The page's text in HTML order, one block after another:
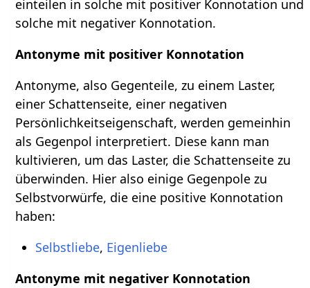
einteilen in solche mit positiver Konnotation und
solche mit negativer Konnotation.
Antonyme mit positiver Konnotation
Antonyme, also Gegenteile, zu einem Laster,
einer Schattenseite, einer negativen
Persönlichkeitseigenschaft, werden gemeinhin
als Gegenpol interpretiert. Diese kann man
kultivieren, um das Laster, die Schattenseite zu
überwinden. Hier also einige Gegenpole zu
Selbstvorwürfe, die eine positive Konnotation
haben:
Selbstliebe, Eigenliebe
Antonyme mit negativer Konnotation